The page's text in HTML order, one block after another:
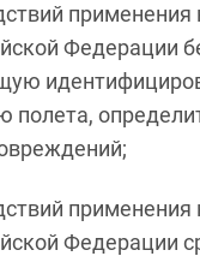
применения
Федерации
полета,
применения
Федерации